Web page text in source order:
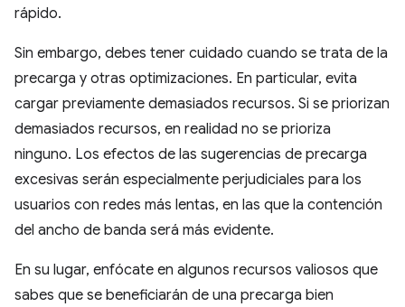
rápido.
Sin embargo, debes tener cuidado cuando se trata de la
precarga y otras optimizaciones. En particular, evita
cargar previamente demasiados recursos. Si se priorizan
demasiados recursos, en realidad no se prioriza
ninguno. Los efectos de las sugerencias de precarga
excesivas serán especialmente perjudiciales para los
usuarios con redes más lentas, en las que la contención
del ancho de banda será más evidente.
En su lugar, enfócate en algunos recursos valiosos que
sabes que se beneficiarán de una precarga bien